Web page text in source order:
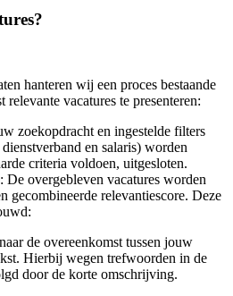
hanteren wij een proces bestaande
relevante vacatures te presenteren:
zoekopdracht en ingestelde filters
en salaris) worden
criteria voldoen, uitgesloten.
overgebleven vacatures worden
gecombineerde relevantiescore. Deze
de overeenkomst tussen jouw
Hierbij wegen trefwoorden in de
door de korte omschrijving.